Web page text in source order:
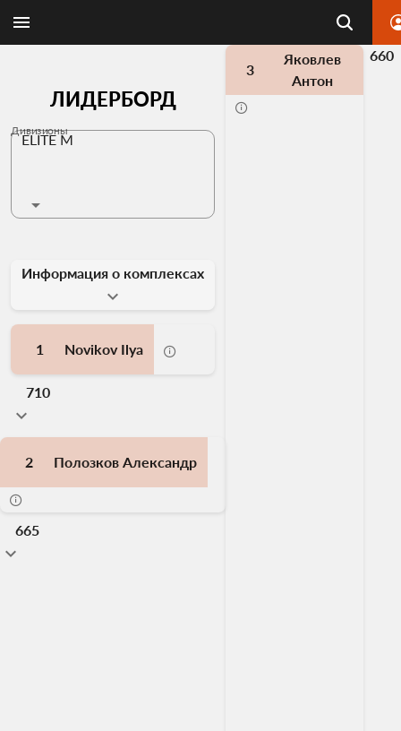
ЛИДЕРБОРД
Дивизионы
ELITE M
Информация о комплексах
1 Novikov Ilya
710
2 Полозков Александр
665
3
Яковлев
Антон
660